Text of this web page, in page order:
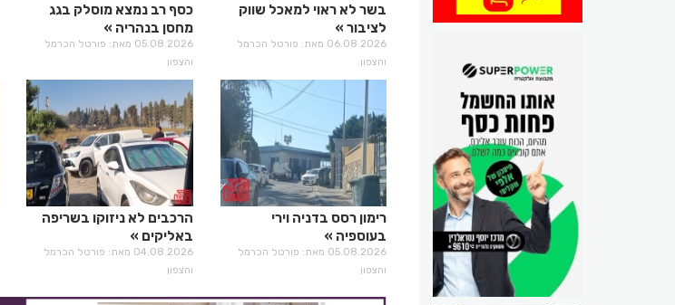
בשר לא ראוי למאכל שווק
לציבור
06.08.2026 מאת: פורטל הכרמל
והצפון
כסף רב נמצא מוסלק בגג
מחסן בנהריה
05.08.2026 מאת: פורטל הכרמל
והצפון
רימון רסס בדניה וירי
בעוספיה
05.08.2026 מאת: פורטל הכרמל
והצפון
הרכבים לא ניזוקו בשריפה
באליקים
04.08.2026 מאת: פורטל הכרמל
והצפון